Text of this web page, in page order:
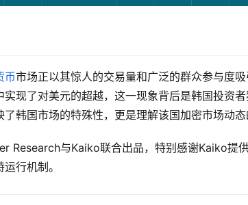
币市场正以其惊人的交易量和广泛的群众参与度
实现了对美元的超越，这一现象背后是韩国投资
韩国市场的特殊性，更是理解该国加密市场动态
Research与Kaiko联合出品，特别感谢Kaiko提
行机制。